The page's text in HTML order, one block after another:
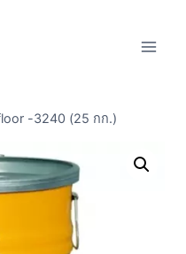
-3240 (25 กก.)